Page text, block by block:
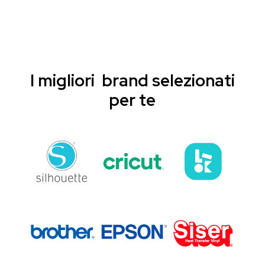
I migliori brand selezionati
per te